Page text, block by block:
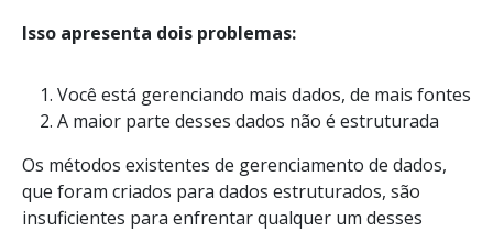
Isso apresenta dois problemas:
Você está gerenciando mais dados, de mais fontes
A maior parte desses dados não é estruturada
Os métodos existentes de gerenciamento de dados,
que foram criados para dados estruturados, são
insuficientes para enfrentar qualquer um desses